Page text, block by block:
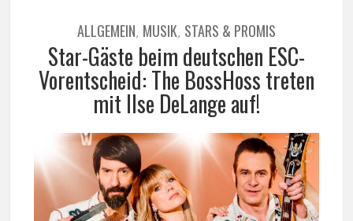
ALLGEMEIN, MUSIK, STARS & PROMIS
Star-Gäste beim deutschen ESC-
Vorentscheid: The BossHoss treten
mit Ilse DeLange auf!